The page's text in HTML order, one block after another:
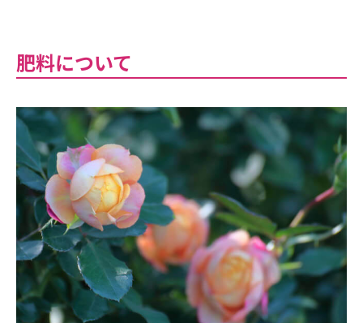
肥料について